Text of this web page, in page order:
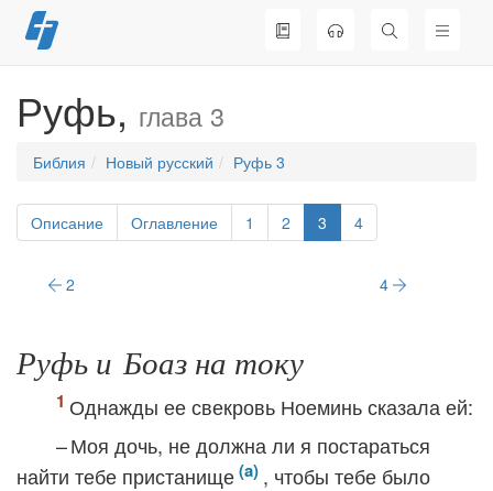
Перейти
к
Руфь, глава 3
Библия Новый русский Руфь 3
Описание Оглавление 1 2 3 4
2 4
Руфь и Боаз на току
Однажды ее свекровь Ноеминь сказала ей:
– Моя дочь, не должна ли я постараться
найти тебе пристанище
, чтобы тебе было